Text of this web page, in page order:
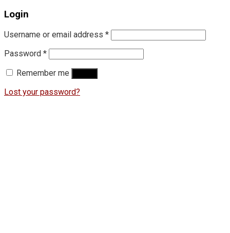
Login
Username or email address *
Password *
Remember me
Lost your password?